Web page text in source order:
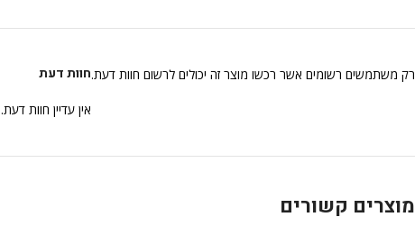
חוות דעת
אין עדיין חוות דעת.
רק משתמשים רשומים אשר רכשו מוצר זה יכולים לרשום חוות דעת.
מוצרים קשורים